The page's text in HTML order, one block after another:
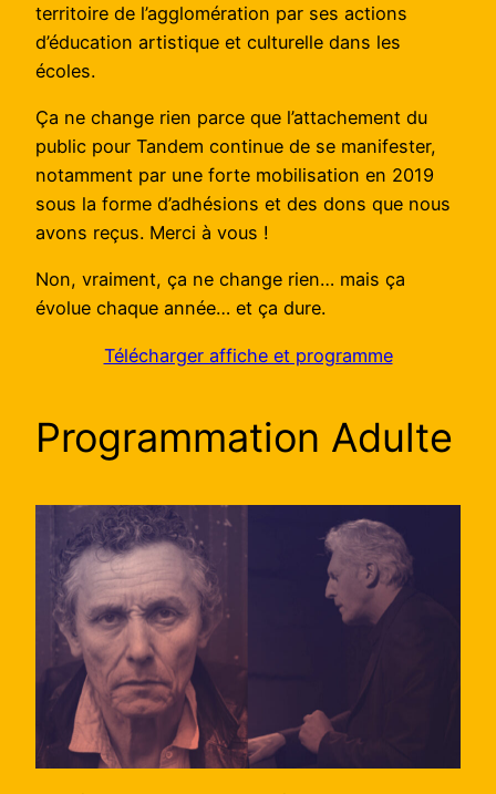
territoire de l’agglomération par ses actions
d’éducation artistique et culturelle dans les
écoles.
Ça ne change rien parce que l’attachement du
public pour Tandem continue de se manifester,
notamment par une forte mobilisation en 2019
sous la forme d’adhésions et des dons que nous
avons reçus. Merci à vous !
Non, vraiment, ça ne change rien… mais ça
évolue chaque année… et ça dure.
Télécharger affiche et programme
Programmation Adulte